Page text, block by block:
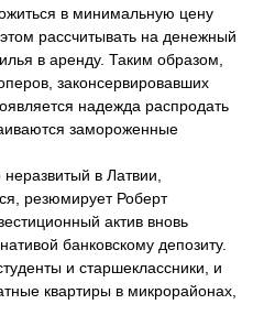
в минимальную цену
рассчитывать на денежный
в аренду. Таким образом,
законсервировавших
надежда распродать
замороженные
в Латвии,
резюмирует Роберт
актив вновь
банковскому депозиту.
и старшеклассники, и
квартиры в микрорайонах,